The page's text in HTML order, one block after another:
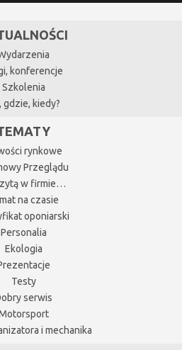
konferencje
Szkolenia
gdzie, kiedy?
rynkowe
Przeglądu
w firmie…
na czasie
oponiarski
Personalia
Ekologia
Testy
serwis
i mechanika